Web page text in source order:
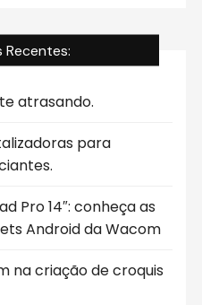
Recentes:
atrasando.
para
Pro 14″: conheça as
Android da Wacom
na criação de croquis